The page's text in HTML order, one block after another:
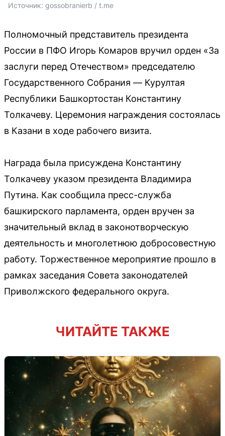
Источник: gossobranierb / t.me
Полномочный представитель президента
России в ПФО Игорь Комаров вручил орден «За
заслуги перед Отечеством» председателю
Государственного Собрания — Курултая
Республики Башкортостан Константину
Толкачеву. Церемония награждения состоялась
в Казани в ходе рабочего визита.
Награда была присуждена Константину
Толкачеву указом президента Владимира
Путина. Как сообщила пресс-служба
башкирского парламента, орден вручен за
значительный вклад в законотворческую
деятельность и многолетнюю добросовестную
работу. Торжественное мероприятие прошло в
рамках заседания Совета законодателей
Приволжского федерального округа.
ЧИТАЙТЕ ТАКЖЕ